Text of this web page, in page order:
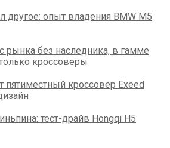
другое: опыт владения BMW M5
рынка без наследника, в гамме
кроссоверы
кроссовер Exeed
тест-драйв Hongqi H5